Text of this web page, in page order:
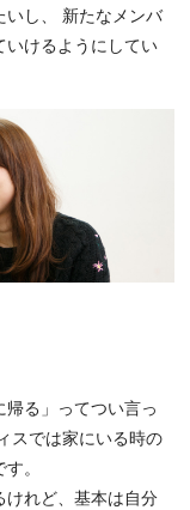
いし、 新たなメンバ
いけるようにしてい
る」ってつい言っ
スでは家にいる時の
。
けれど、基本は自分